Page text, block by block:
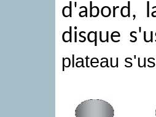
d'abord,
disque
plateau